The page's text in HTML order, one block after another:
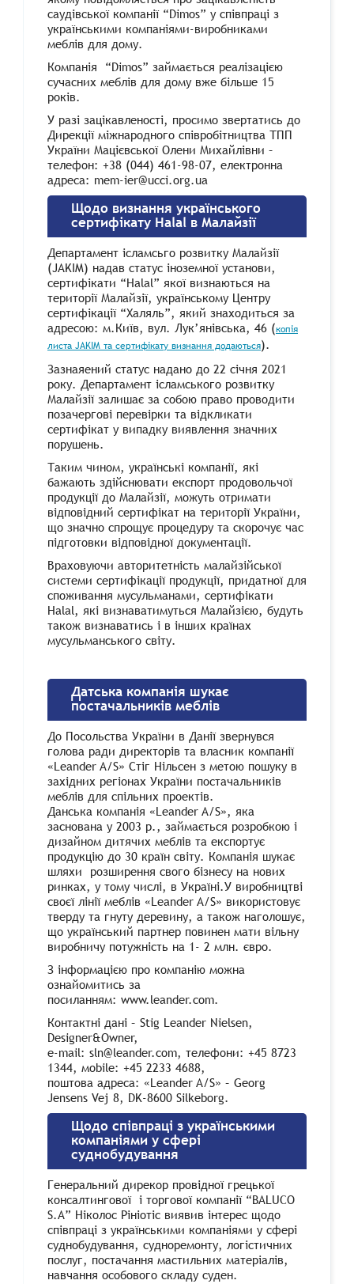
саудівської компанії “Dimos” у співпраці з
українськими компаніями-виробниками
меблів для дому.
Компанія “Dimos” займається реалізацією
сучасних меблів для дому вже більше 15
років.
У разі зацікавленості, просимо звертатись до
Дирекції міжнародного співробітництва ТПП
України Мацієвської Олени Михайлівни –
телефон: +38 (044) 461-98-07, електронна
адреса: mem-ier@ucci.org.ua
Щодо визнання українського
сертифікату Halal в Малайзії
Департамент ісламсьго розвитку Малайзії
(JAKIM) надав статус іноземної установи,
сертифікати “Halal” якої визнаються на
території Малайзії, українському Центру
сертифікації “Халяль”, який знаходиться за
адресою: м.Київ, вул. Лук’янівська, 46 (копія
листа JAKIM та сертифікату визнання додаються).
Зазнаяений статус надано до 22 січня 2021
року. Департамент ісламського розвитку
Малайзії залишає за собою право проводити
позачергові перевірки та відкликати
сертифікат у випадку виявлення значних
порушень.
Таким чином, українські компанії, які
бажають здійснювати експорт продовольчої
продукції до Малайзії, можуть отримати
відповідний сертифікат на території України,
що значно спрощує процедуру та скорочує час
підготовки відповідної документації.
Враховуючи авторитетність малайзійської
системи сертифікації продукції, придатної для
споживання мусульманами, сертифікати
Halal, які визнаватимуться Малайзією, будуть
також визнаватись і в інших країнах
мусульманського світу.
Датська компанія шукає
постачальників меблів
До Посольства України в Данії звернувся
голова ради директорів та власник компанії
«Leander A/S» Стіг Нільсен з метою пошуку в
західних регіонах України постачальників
меблів для спільних проектів.
Данська компанія «Leander A/S», яка
заснована у 2003 р., займається розробкою і
дизайном дитячих меблів та експортує
продукцію до 30 країн світу. Компанія шукає
шляхи розширення свого бізнесу на нових
ринках, у тому числі, в Україні.У виробництві
своєї лінії меблів «Leander A/S» використовує
тверду та гнуту деревину, а також наголошує,
що український партнер повинен мати вільну
виробничу потужність на 1- 2 млн. євро.
З інформацією про компанію можна
ознайомитись за
посиланням: www.leander.com.
Контактні дані – Stig Leander Nielsen,
Designer&Owner,
е-mail: sln@leander.com, телефони: +45 8723
1344, мobile: +45 2233 4688,
поштова адреса: «Leander A/S» – Georg
Jensens Vej 8, DK-8600 Silkeborg.
Щодо співпраці з українськими
компаніями у сфері
суднобудування
Генеральний дирекор провідної грецької
консалтингової і торгової компанії “BALUCO
S.A” Ніколос Рініотіс виявив інтерес щодо
співпраці з українськими компаніями у сфері
суднобудування, судноремонту, логістичних
послуг, постачання мастильних матеріалів,
навчання особового складу суден.